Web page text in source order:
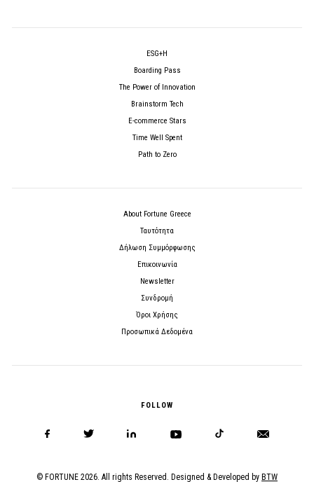
ESG+H
Boarding Pass
The Power of Innovation
Brainstorm Tech
E-commerce Stars
Time Well Spent
Path to Zero
About Fortune Greece
Ταυτότητα
Δήλωση Συμμόρφωσης
Επικοινωνία
Newsletter
Συνδρομή
Όροι Χρήσης
Προσωπικά Δεδομένα
FOLLOW
© FORTUNE 2026. All rights Reserved. Designed & Developed by BTW